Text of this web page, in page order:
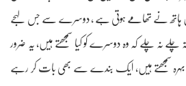
ہاتھ نے تھامے ہوتی ہے ، دوسرے سے جس لہجے
نہ چلے کہ وہ دوسرے کو کیا سمجھتے ہیں، یہ ضرور
بہرہ سمجھتے ہیں، ایک بندے سے بھی بات کر رہے